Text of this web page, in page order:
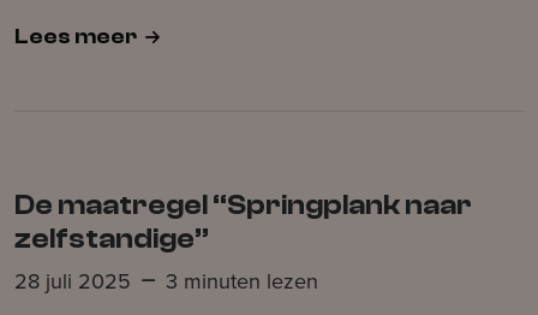
Lees meer
De maatregel “Springplank naar
zelfstandige”
28 juli 2025
3 minuten lezen